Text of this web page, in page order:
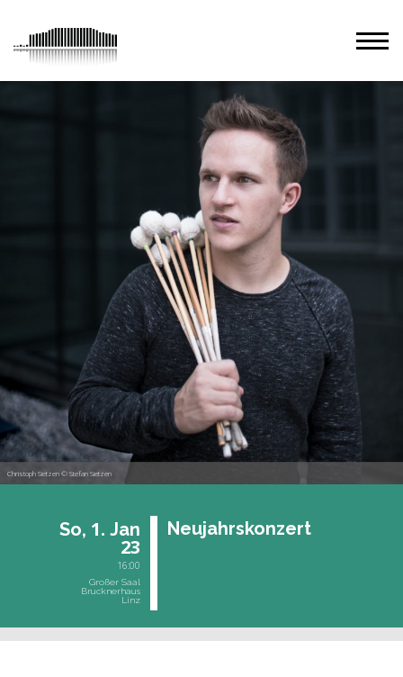
Christoph Sietzen © Stefan Sietzen
So, 1. Jan
23
16:00
Großer Saal
Brucknerhaus
Linz
Neu­jahrs­kon­zert